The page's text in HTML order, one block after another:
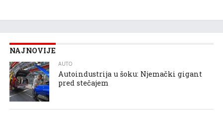
NAJNOVIJE
AUTO
Autoindustrija u šoku: Njemački gigant
pred stečajem